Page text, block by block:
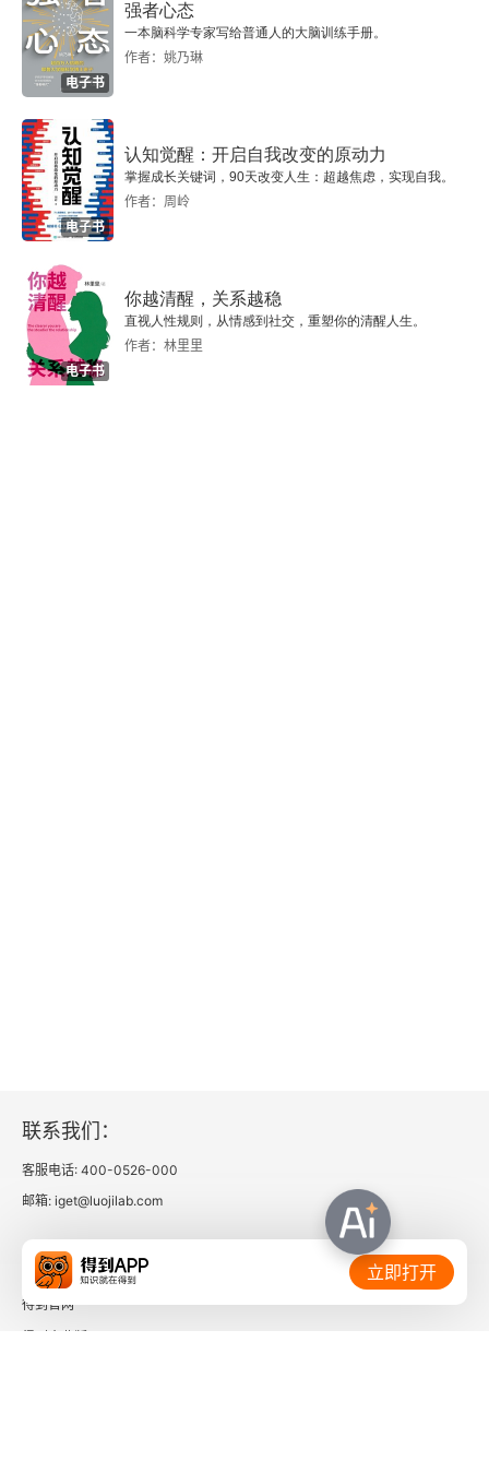
第五章 后汉的政治
第六章 两汉的制度
第七章 秦汉的武功
第八章 两汉对外的交通
第九章 两汉的学术
第十章 佛教和道教
第十一章 两汉的社会
第二十六章 中外文化的接触
第二十七章 唐中叶以后的政局
第二十八章 隋唐的社会
第二十九章 五代的混乱
电子书
强者心态
一本脑科学专家写给普通人的大脑训练手册。
作者：姚乃琳
电子书
认知觉醒：开启自我改变的原动力
掌握成长关键词，90天改变人生：超越焦虑，实现自我。
作者：周岭
电子书
你越清醒，关系越稳
直视人性规则，从情感到社交，重塑你的清醒人生。
作者：林里里
联系我们：
客服电话: 400-0526-000
邮箱: iget@luojilab.com
相关链接：
得到官网
立即打开